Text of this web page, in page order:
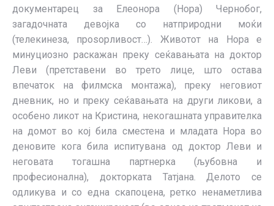
документарец за Елеонора (Нора) Чернобог,
загадочната девојка со натприродни моќи
(телекинеза, проѕорливост…). Животот на Нора е
минуциозно раскажан преку сеќавањата на доктор
Леви (претставени во трето лице, што остава
впечаток на филмска монтажа), преку неговиот
дневник, но и преку сеќавањата на други ликови, а
особено ликот на Кристина, некогашната управителка
на домот во кој била сместена и младата Нора во
деновите кога била испитувана од доктор Леви и
неговата тогашна партнерка (љубовна и
професионална), докторката Татјана. Делото се
одликува и со една скапоцена, ретко ненаметлива